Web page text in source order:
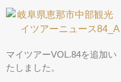
マイツアーVOL.84を追加い
たしました。